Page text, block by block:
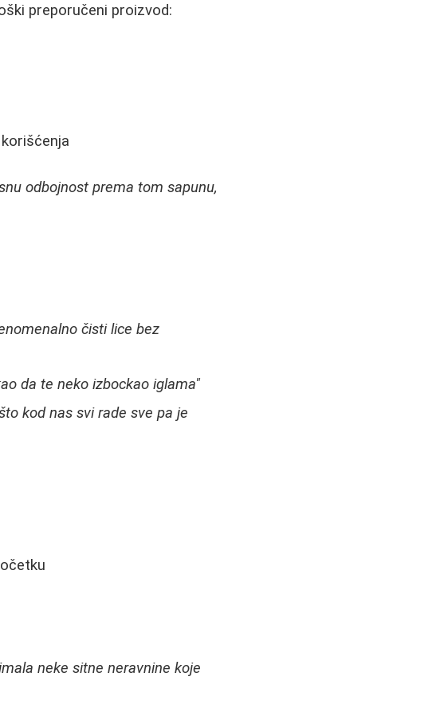
preporučeni proizvod:
odbojnost prema tom sapunu,
čisti lice bez
da te neko izbockao iglama"
kod nas svi rade sve pa je
neke sitne neravnine koje